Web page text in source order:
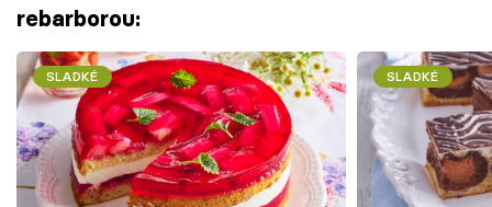
rebarborou:
SLADKÉ SLADKÉ